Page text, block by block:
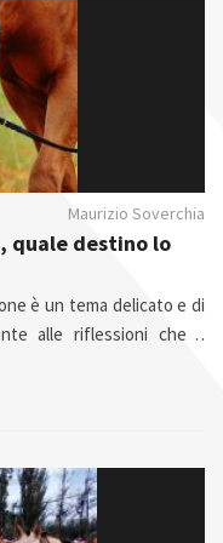
Maurizio Soverchia
quale destino lo
è un tema delicato e di
alle riflessioni che il
animale. Non riguarda
la fine della vita del